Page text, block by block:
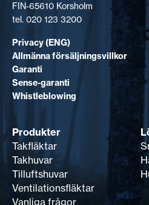
FIN-65610 Korsholm
tel. 020 123 3200
Privacy (ENG)
Allmänna försäljningsvillkor
Garanti
Sense-garanti
Whistleblowing
Produkter
Takfläktar
Takhuvar
Tilluftshuvar
Ventilationsfläktar
Vanliga frågor